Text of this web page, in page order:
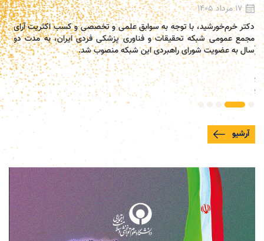
17 مرداد 1405
دکتر خرم‌خورشید، با توجه به سوابق علمی و تخصصی و کسب اکثریت آرای
مجمع عمومی شبکه تحقیقات و فناوری پزشکی فردی ایران، به مدت دو
سال به عضویت شورای راهبردی این شبکه منصوب شد.
11
آرشیو